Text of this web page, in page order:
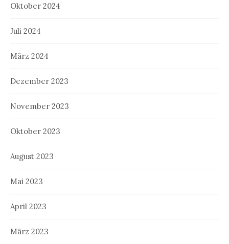
Oktober 2024
Juli 2024
März 2024
Dezember 2023
November 2023
Oktober 2023
August 2023
Mai 2023
April 2023
März 2023